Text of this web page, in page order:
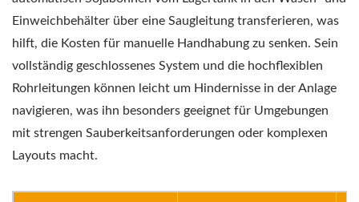
Einweichbehälter über eine Saugleitung transferieren, was
hilft, die Kosten für manuelle Handhabung zu senken. Sein
vollständig geschlossenes System und die hochflexiblen
Rohrleitungen können leicht um Hindernisse in der Anlage
navigieren, was ihn besonders geeignet für Umgebungen
mit strengen Sauberkeitsanforderungen oder komplexen
Layouts macht.